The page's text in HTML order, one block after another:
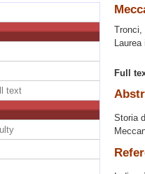
Tronci,
Laurea
Full
Storia
text